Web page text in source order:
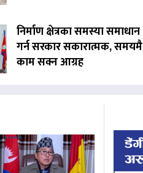
निर्माण क्षेत्रका समस्या समाधान
गर्न सरकार सकारात्मक, समयमै
काम सक्न आग्रह